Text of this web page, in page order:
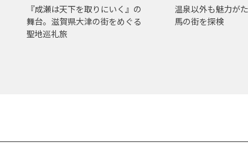
『成瀬は天下を取りにいく』の
舞台。滋賀県大津の街をめぐる
聖地巡礼旅
温泉以外も魅力が
馬の街を探検